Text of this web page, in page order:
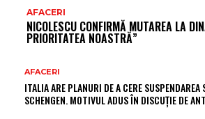
AFACERI
NICOLESCU CONFIRMĂ MUTAREA LA
PRIORITATEA NOASTRĂ”
AFACERI
ITALIA ARE PLANURI DE A CERE
SCHENGEN. MOTIVUL ADUS ÎN DISCUȚIE DE